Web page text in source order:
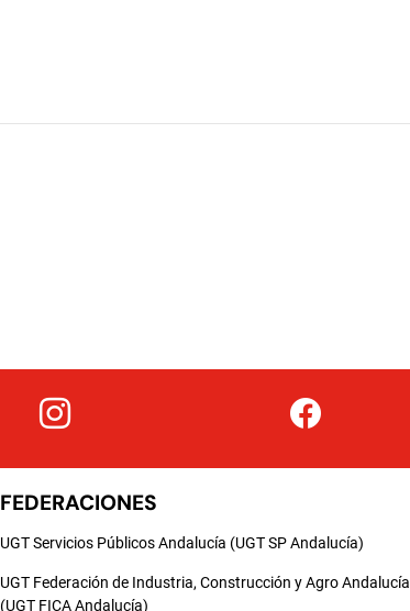
FEDERACIONES
UGT Servicios Públicos Andalucía (UGT SP Andalucía)
UGT Federación de Industria, Construcción y Agro Andalucía
(UGT FICA Andalucía)